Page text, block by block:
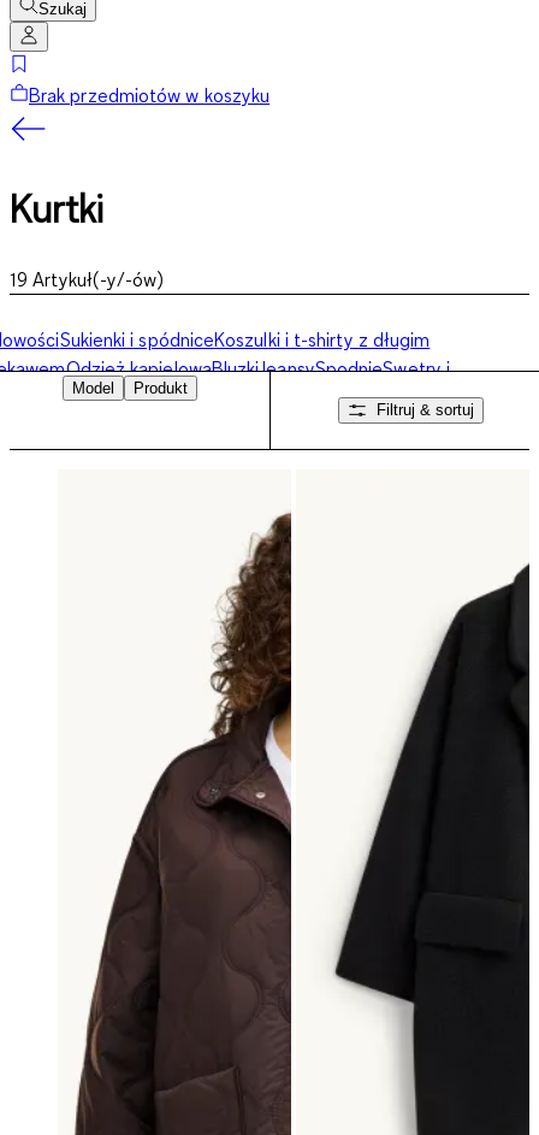
Szukaj
Brak przedmiotów w koszyku
Kurtki
19 Artykuł(-y/-ów)
Sukienki i spódniceKoszulki i t-shirty z długim
Odzież kąpielowaBluzkiJeansySpodnieSwetry i
KurtkiBieliznaAkcesoria
Model
Produkt
Filtruj & sortuj